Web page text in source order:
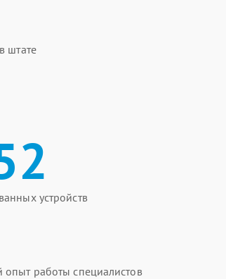
штате
устройств
работы специалистов